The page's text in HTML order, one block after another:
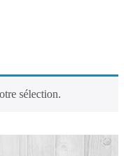
sélection.